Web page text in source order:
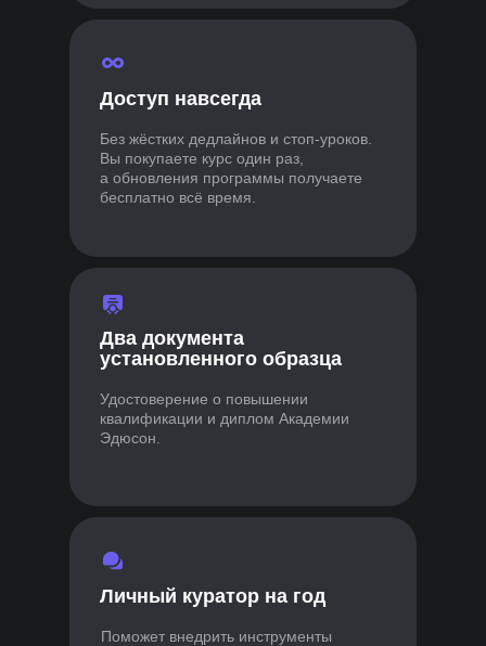
Доступ навсегда
Без жёстких дедлайнов и стоп-уроков.
Вы покупаете курс один раз,
а обновления программы получаете
бесплатно всё время.
Два документа
установленного образца
Удостоверение о повышении
квалификации и диплом Академии
Эдюсон.
Личный куратор на год
Поможет внедрить инструменты